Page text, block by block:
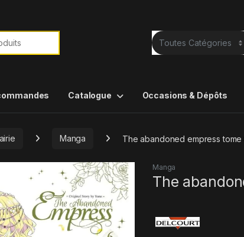
Catalogue Occasions & Dépôts
Manga The abandoned empress tome
Manga
The